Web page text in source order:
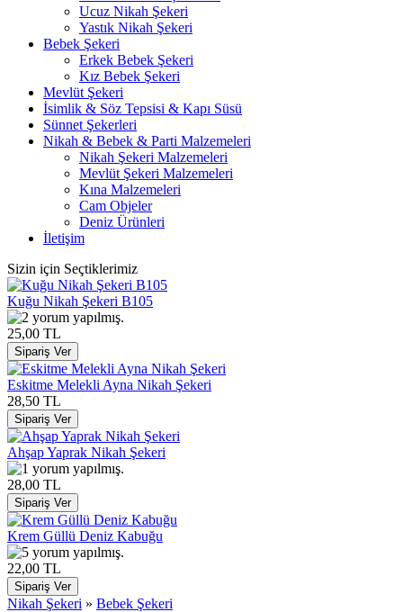
Ucuz Nikah Şekeri
Yastık Nikah Şekeri
Bebek Şekeri
Erkek Bebek Şekeri
Kız Bebek Şekeri
Mevlüt Şekeri
İsimlik & Söz Tepsisi & Kapı Süsü
Sünnet Şekerleri
Nikah & Bebek & Parti Malzemeleri
Nikah Şekeri Malzemeleri
Mevlüt Şekeri Malzemeleri
Kına Malzemeleri
Cam Objeler
Deniz Ürünleri
İletişim
Sizin için Seçtiklerimiz
Kuğu Nikah Şekeri B105
25,00 TL
Eskitme Melekli Ayna Nikah Şekeri
28,50 TL
Ahşap Yaprak Nikah Şekeri
28,00 TL
Krem Güllü Deniz Kabuğu
22,00 TL
Nikah Şekeri » Bebek Şekeri